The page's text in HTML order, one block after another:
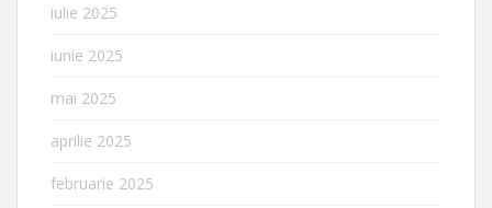
iulie 2025
iunie 2025
mai 2025
aprilie 2025
februarie 2025